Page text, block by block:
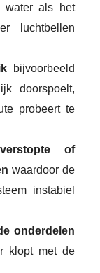
water als het
luchtbellen
bijvoorbeeld
doorspoelt,
probeert te
of
waardoor de
instabiel
onderdelen
klopt met de